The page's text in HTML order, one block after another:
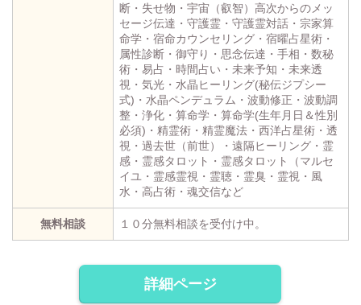
断・失せ物・宇宙（叡智）高次からのメッ
セージ伝達・守護霊・守護霊対話・宗家算
命学・宿命カウンセリング・宿曜占星術・
属性診断・御守り・思念伝達・手相・数秘
術・易占・時間占い・未来予知・未来透
視・気光・水晶ヒーリング(秘伝ジプシー
式)・水晶ペンデュラム・波動修正・波動調
整・浄化・算命学・算命学(生年月日＆性別
必須)・精霊術・精霊魔法・西洋占星術・透
視・過去世（前世）・遠隔ヒーリング・霊
感・霊感タロット・霊感タロット（マルセ
イユ・霊感霊視・霊聴・霊臭・霊視・風
水・高占術・魂交信など
無料相談 １０分無料相談を受付け中。
詳細ページ